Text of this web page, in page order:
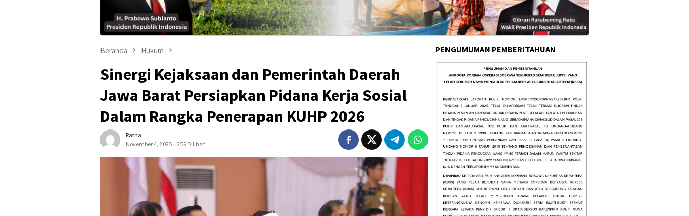
Beranda Hukum
Sinergi Kejaksaan dan Pemerintah Daerah
Jawa Barat Persiapkan Pidana Kerja Sosial
Dalam Rangka Penerapan KUHP 2026
Ratna
November 4, 2025
259 Dilihat
PENGUMUMAN PEMBERITAHUAN